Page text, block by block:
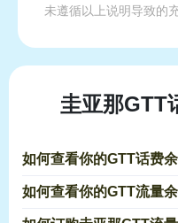
未遵循以上说明导致的
圭亚那GTT
如何查看你的GTT话费
如何查看你的GTT流量